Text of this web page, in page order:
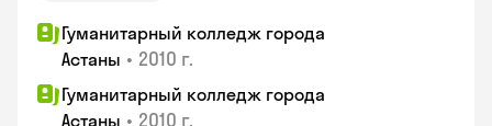
Гуманитарный колледж города
Астаны • 2010 г.
Гуманитарный колледж города
Астаны • 2010 г.